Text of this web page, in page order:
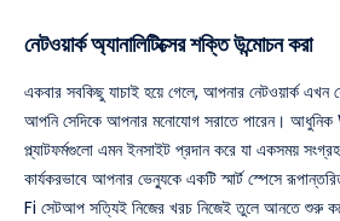
নেটওয়ার্ক অ্যানালিটিক্সের শক্তি উন্মোচন করা
একবার সবকিছু যাচাই হয়ে গেলে, আপনার নেটওয়ার্ক এখন
আপনি সেদিকে আপনার মনোযোগ সরাতে পারেন। আধুনিক
প্ল্যাটফর্মগুলো এমন ইনসাইট প্রদান করে যা একসময়
কার্যকরভাবে আপনার ভেন্যুকে একটি স্মার্ট স্পেসে
Fi সেটআপ সত্যিই নিজের খরচ নিজেই তুলে আনতে শুরু